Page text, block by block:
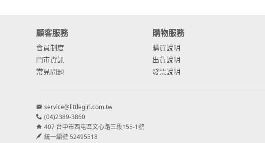
- 日本繡球花
- 重瓣繡球花
- 其他繡球花
- 滿天星⧸木滿天星
- 黑種草⧸東方黑種
顧客服務
會員制度
門市資訊
常見問題
購物服務
購買說明
出貨說明
發票說明
service@littlegirl.com.tw
(04)2389-3860
407 台中市西屯區文心路三段155-1號
統一編號 52495518